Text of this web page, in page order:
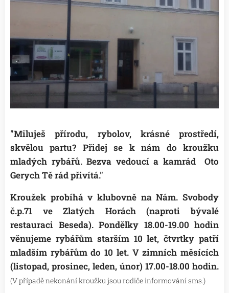
"Miluješ přírodu, rybolov, krásné prostředí,
skvělou partu? Přidej se k nám do kroužku
mladých rybářů. Bezva vedoucí a kamrád Oto
Gerych Tě rád přivítá."
Kroužek probíhá v klubovně na Nám. Svobody
č.p.71 ve Zlatých Horách (naproti bývalé
restauraci Beseda). Pondělky 18.00-19.00 hodin
věnujeme rybářům starším 10 let, čtvrtky patří
mladším rybářům do 10 let. V zimních měsících
(listopad, prosinec, leden, únor) 17.00-18.00 hodin.
(V případě nekonání kroužku jsou rodiče informování sms.)